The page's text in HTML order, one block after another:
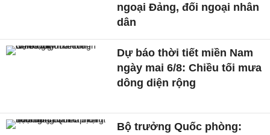
ngoại Đảng, đối ngoại nhân
dân
Dự báo thời tiết miền Nam
ngày mai 6/8: Chiều tối mưa
dông diện rộng
Bộ trưởng Quốc phòng: